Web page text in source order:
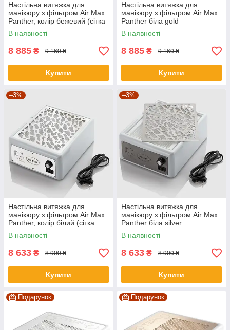
Настільна витяжка для
манікюру з фільтром Air Max
Panther, колір бежевий (сітка
чорна)
В наявності
8 885 ₴ 9 160 ₴
Купити
Настільна витяжка для
манікюру з фільтром Air Max
Panther біла gold
В наявності
8 885 ₴ 9 160 ₴
Купити
–3%
Настільна витяжка для
манікюру з фільтром Air Max
Panther, колір білий (сітка
біла)
В наявності
8 633 ₴ 8 900 ₴
Купити
–3%
Настільна витяжка для
манікюру з фільтром Air Max
Panther біла silver
В наявності
8 633 ₴ 8 900 ₴
Купити
Подарунок Подарунок